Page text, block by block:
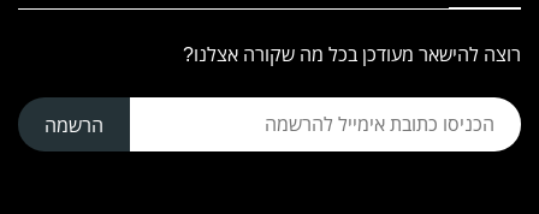
רוצה להישאר מעודכן בכל מה שקורה אצלנו?
הרשמה